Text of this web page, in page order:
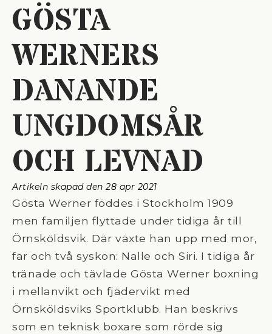
GÖSTA
WERNERS
DANANDE
UNGDOMSÅR
OCH LEVNAD
Artikeln skapad den 28 apr 2021
Gösta Werner föddes i Stockholm 1909
men familjen flyttade under tidiga år till
Örnsköldsvik. Där växte han upp med mor,
far och två syskon: Nalle och Siri. I tidiga år
tränade och tävlade Gösta Werner boxning
i mellanvikt och fjädervikt med
Örnsköldsviks Sportklubb. Han beskrivs
som en teknisk boxare som rörde sig